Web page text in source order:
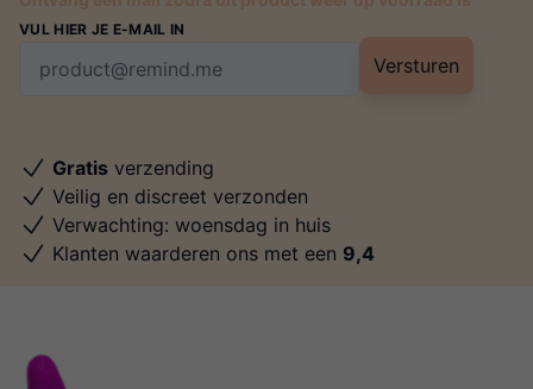
VUL HIER JE E-MAIL IN
Versturen
Gratis verzending
Veilig en discreet verzonden
Verwachting: woensdag in huis
Klanten waarderen ons met een 9,4